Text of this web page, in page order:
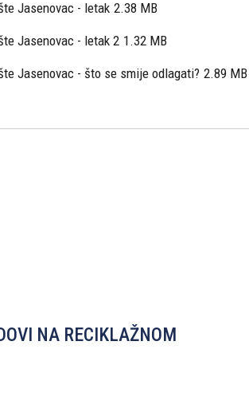
Jasenovac - letak 2.38 MB
Jasenovac - letak 2 1.32 MB
Jasenovac - što se smije odlagati? 2.89 MB
NA RECIKLAŽNOM